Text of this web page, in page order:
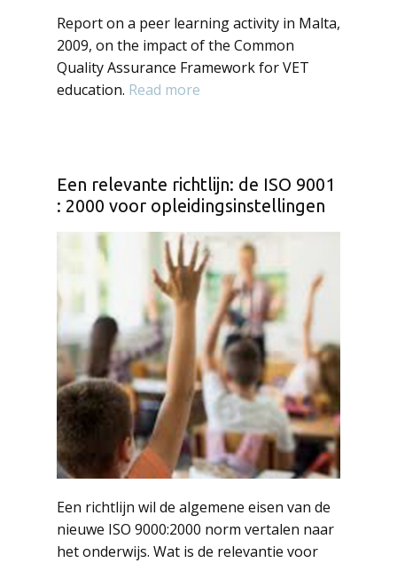
Report on a peer learning activity in Malta,
2009, on the impact of the Common
Quality Assurance Framework for VET
education. Read more
Een relevante richtlijn: de ISO 9001
: 2000 voor opleidingsinstellingen
Een richtlijn wil de algemene eisen van de
nieuwe ISO 9000:2000 norm vertalen naar
het onderwijs. Wat is de relevantie voor